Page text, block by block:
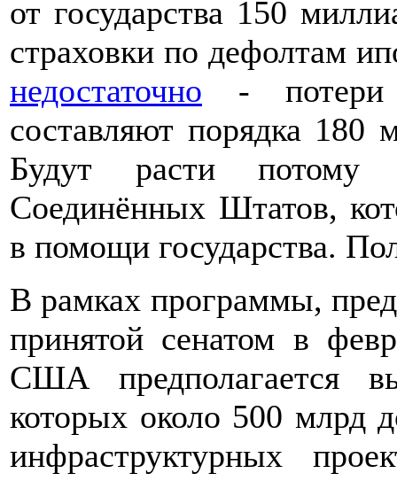
от государства 150
страховки по дефолтам
недостаточно - потери
составляют порядка 180
Будут расти потому
Соединённых Штатов,
в помощи государства.
В рамках программы,
принятой сенатом в
США предполагается
которых около 500 млрд
инфраструктурных